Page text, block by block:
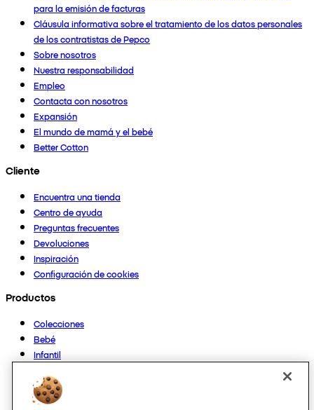
para la emisión de facturas
Cláusula informativa sobre el tratamiento de los datos personales
de los contratistas de Pepco
Sobre nosotros
Nuestra responsabilidad
Empleo
Contacta con nosotros
Expansión
El mundo de mamá y el bebé
Better Cotton
Cliente
Encuentra una tienda
Centro de ayuda
Preguntas frecuentes
Devoluciones
Inspiración
Configuración de cookies
Productos
Colecciones
Bebé
Infantil
Mujer
Hombre